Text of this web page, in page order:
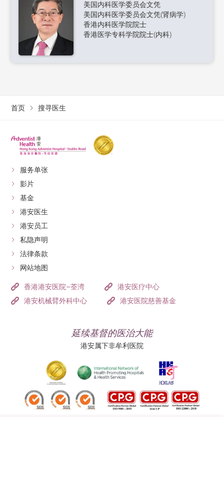
美国内科医学委员会文凭
美国内科医学委员会文凭(肾病学)
香港内科医学院院士
香港医学专科学院院士(内科)
首页 搜寻医生
服务单张
影片
基金
港安医生
港安员工
私隐声明
法律条款
网站地图
香港港安医院–荃湾
港安医疗中心
港安机械臂外科中心
港安医院慈善基金
延续基督的医治大能
港安属下非牟利医院